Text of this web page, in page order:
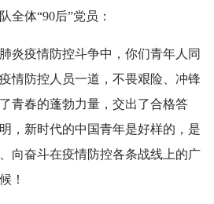
全体“90后”党员：
炎疫情防控斗争中，你们青年人同
情防控人员一道，不畏艰险、冲锋
青春的蓬勃力量，交出了合格答
，新时代的中国青年是好样的，是
向奋斗在疫情防控各条战线上的广
！